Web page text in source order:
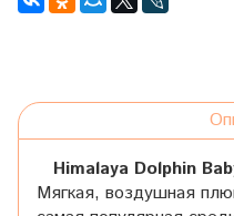
Himalaya Dolphin
Мягкая, воздушная